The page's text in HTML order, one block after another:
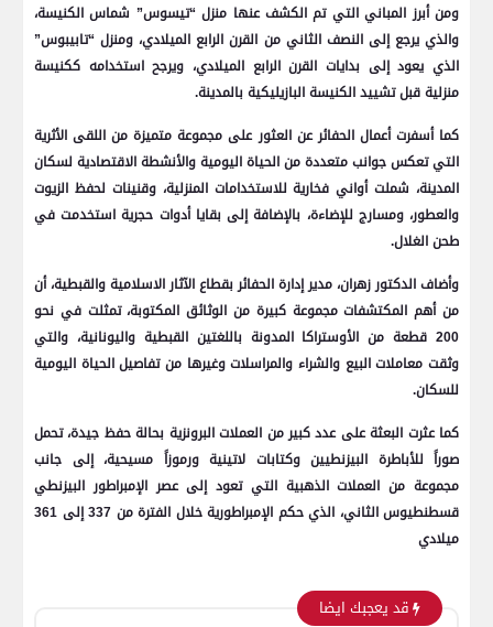
ومن أبرز المباني التي تم الكشف عنها منزل “تيسوس” شماس الكنيسة،
والذي يرجع إلى النصف الثاني من القرن الرابع الميلادي، ومنزل “تابيبوس”
الذي يعود إلى بدايات القرن الرابع الميلادي، ويرجح استخدامه ككنيسة
منزلية قبل تشييد الكنيسة البازيليكية بالمدينة.
كما أسفرت أعمال الحفائر عن العثور على مجموعة متميزة من اللقى الأثرية
التي تعكس جوانب متعددة من الحياة اليومية والأنشطة الاقتصادية لسكان
المدينة، شملت أواني فخارية للاستخدامات المنزلية، وقنينات لحفظ الزيوت
والعطور، ومسارج للإضاءة، بالإضافة إلى بقايا أدوات حجرية استخدمت في
طحن الغلال.
وأضاف الدكتور زهران، مدير إدارة الحفائر بقطاع الآثار الاسلامية والقبطية، أن
من أهم المكتشفات مجموعة كبيرة من الوثائق المكتوبة، تمثلت في نحو
200 قطعة من الأوستراكا المدونة باللغتين القبطية واليونانية، والتي
وثقت معاملات البيع والشراء والمراسلات وغيرها من تفاصيل الحياة اليومية
للسكان.
كما عثرت البعثة على عدد كبير من العملات البرونزية بحالة حفظ جيدة، تحمل
صوراً للأباطرة البيزنطيين وكتابات لاتينية ورموزاً مسيحية، إلى جانب
مجموعة من العملات الذهبية التي تعود إلى عصر الإمبراطور البيزنطي
قسطنطيوس الثاني، الذي حكم الإمبراطورية خلال الفترة من 337 إلى 361
ميلادي
قد يعجبك ايضا